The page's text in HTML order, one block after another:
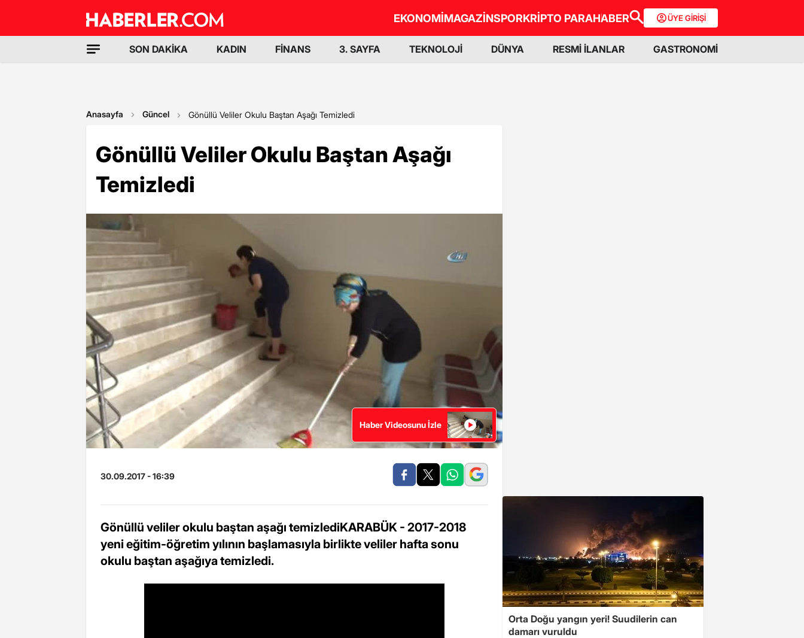
EKONOMİMAGAZİNSPORKRİPTO PARAHABER ÜYE GİRİŞİ
SON DAKİKA KADIN FİNANS 3. SAYFA TEKNOLOJİ DÜNYA RESMİ İLANLAR GASTRONOMİ
Anasayfa Güncel Gönüllü Veliler Okulu Baştan Aşağı Temizledi
Gönüllü Veliler Okulu Baştan Aşağı
Temizledi
Haber Videosunu İzle
30.09.2017 - 16:39
Gönüllü veliler okulu baştan aşağı temizlediKARABÜK - 2017-2018
yeni eğitim-öğretim yılının başlamasıyla birlikte veliler hafta sonu
okulu baştan aşağıya temizledi.
Orta Doğu yangın yeri! Suudilerin can
damarı vuruldu